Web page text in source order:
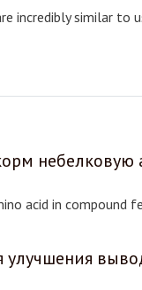
incredibly similar to
небелковую
acid in compound
улучшения